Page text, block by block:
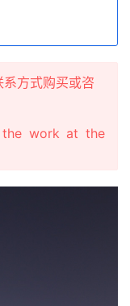
方式购买或咨
the work at the